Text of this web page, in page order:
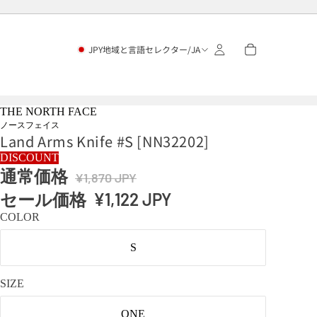
JPY地域と言語セレクター/JA
THE NORTH FACE
ノースフェイス
Land Arms Knife #S [NN32202]
DISCOUNT
通常価格 ¥1,870 JPY
セール価格 ¥1,122 JPY
COLOR
S
SIZE
ONE